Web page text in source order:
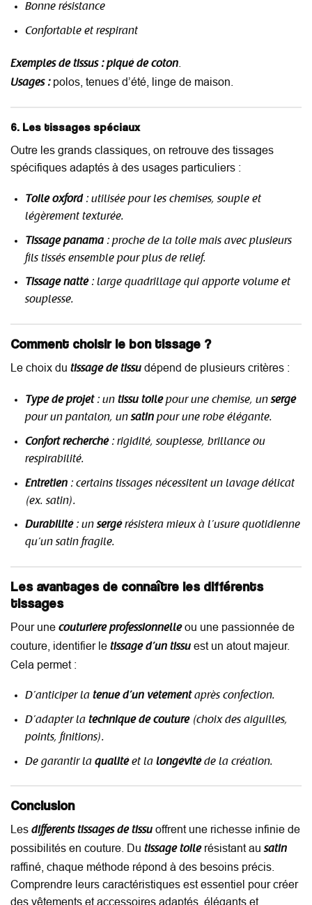
Bonne résistance
Confortable et respirant
Exemples de tissus : piqué de coton.
Usages :polos, tenues d’été, linge de maison.
6. Les tissages spéciaux
Outre les grands classiques, on retrouve des tissages
spécifiques adaptés à des usages particuliers :
Toile oxford: utilisée pour les chemises, souple et
légèrement texturée.
Tissage panama: proche de la toile mais avec plusieurs
fils tissés ensemble pour plus de relief.
Tissage natté: large quadrillage qui apporte volume et
souplesse.
Comment choisir le bon tissage ?
Le choix du tissage de tissu dépend de plusieurs critères :
Type de projet: un tissu toilepour une chemise, unsergé
pour un pantalon, unsatinpour une robe élégante.
Confort recherché: rigidité, souplesse, brillance ou
respirabilité.
Entretien: certains tissages nécessitent un lavage délicat
(ex. satin).
Durabilité: unsergérésistera mieux à l’usure quotidienne
qu’un satin fragile.
Les avantages de connaître les différents
tissages
Pour une couturière professionnelleou une passionnée de
couture, identifier le tissage d’un tissu est un atout majeur.
Cela permet :
D’anticiper la tenue d’un vêtementaprès confection.
D’adapter la technique de couture(choix des aiguilles,
points, finitions).
De garantir la qualitéet la longévitéde la création.
Conclusion
Les différents tissages de tissu offrent une richesse infinie de
possibilités en couture. Du tissage toilerésistant ausatin
raffiné, chaque méthode répond à des besoins précis.
Comprendre leurs caractéristiques est essentiel pour créer
des vêtements et accessoires adaptés, élégants et